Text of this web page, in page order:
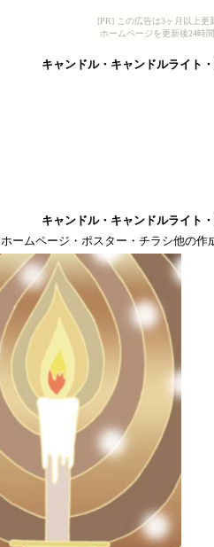
[PR] この広告は3ヶ月以上更
ホームページを更新後24時
キャンドル・キャンドルライト
キャンドル・キャンドルライト
ームページ・ポスター・チラシ他の作